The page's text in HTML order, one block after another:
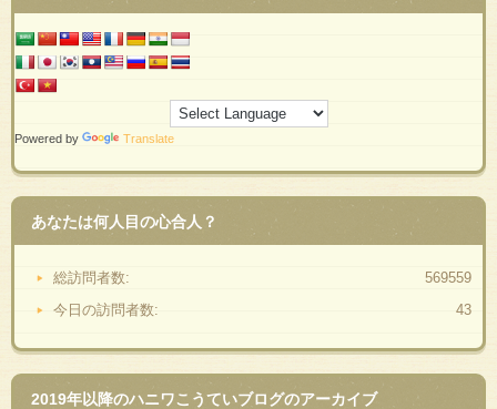
Powered by Translate
あなたは何人目の心合人？
569559
総訪問者数:
43
今日の訪問者数:
2019年以降のハニワこうていブログのアーカイブ